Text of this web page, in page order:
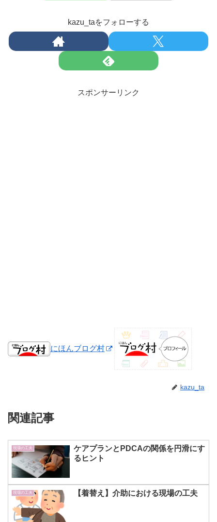
kazu_taをフォローする
スポンサーリンク
にほんブログ村
kazu_ta
関連記事
現場の工夫
ケアプランとPDCAの関係を円滑にす
るヒント
現場の工夫 【着替え】介助における現場の工夫